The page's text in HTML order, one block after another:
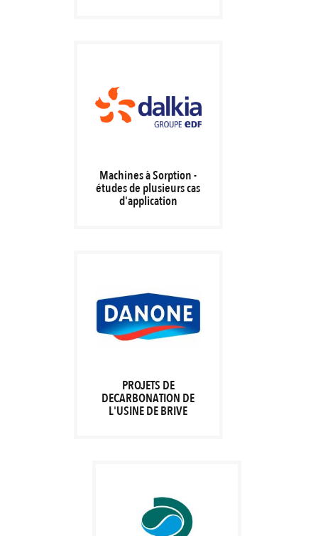
Machines à Sorption -
études de plusieurs cas
d'application
PROJETS DE
DECARBONATION DE
L'USINE DE BRIVE